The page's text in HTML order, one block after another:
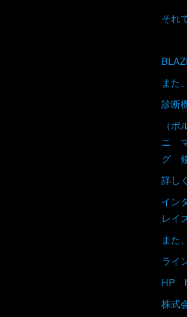
それ
また
診断
（
ニ
グ
詳し
イン
レイ
また
ライ
HP
株式